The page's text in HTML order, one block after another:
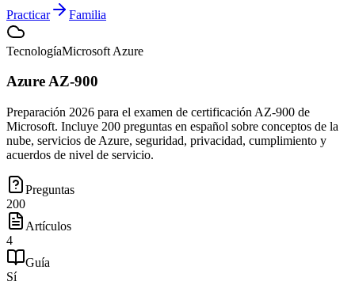
Practicar
Familia
TecnologíaMicrosoft Azure
Azure AZ-900
Preparación 2026 para el examen de certificación AZ-900 de
Microsoft. Incluye 200 preguntas en español sobre conceptos de la
nube, servicios de Azure, seguridad, privacidad, cumplimiento y
acuerdos de nivel de servicio.
Preguntas
200
Artículos
4
Guía
Sí